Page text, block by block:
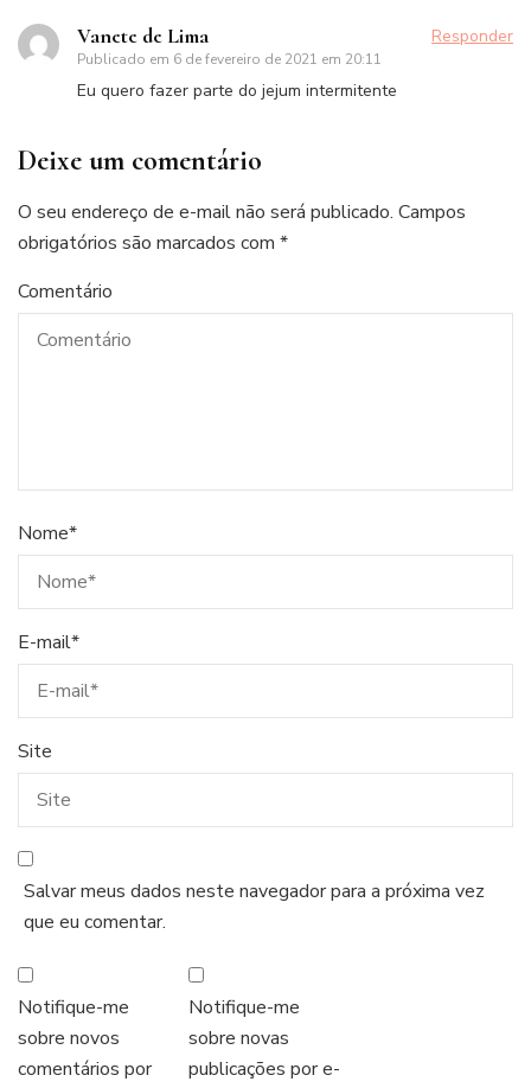
Vanete de Lima
Publicado em 6 de fevereiro de 2021 em 20:11
Responder
Eu quero fazer parte do jejum intermitente
Deixe um comentário
O seu endereço de e-mail não será publicado. Campos
obrigatórios são marcados com *
Comentário
Nome*
E-mail*
Site
Salvar meus dados neste navegador para a próxima vez
que eu comentar.
Notifique-me
sobre novos
comentários por
Notifique-me
sobre novas
publicações por e-